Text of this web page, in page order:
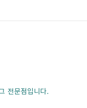
전문점입니다.